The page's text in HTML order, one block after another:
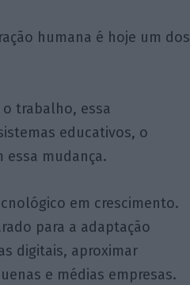
humana é hoje um dos
trabalho, essa
educativos, o
mudança.
em crescimento.
para a adaptação
digitais, aproximar
e médias empresas.